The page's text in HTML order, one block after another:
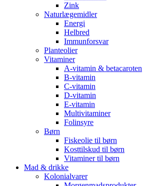
Zink
Naturlægemidler
Energi
Helbred
Immunforsvar
Planteolier
Vitaminer
A-vitamin & betacaroten
B-vitamin
C-vitamin
D-vitamin
E-vitamin
Multivitaminer
Folinsyre
Børn
Fiskeolie til børn
Kosttilskud til børn
Vitaminer til børn
Mad & drikke
Kolonialvarer